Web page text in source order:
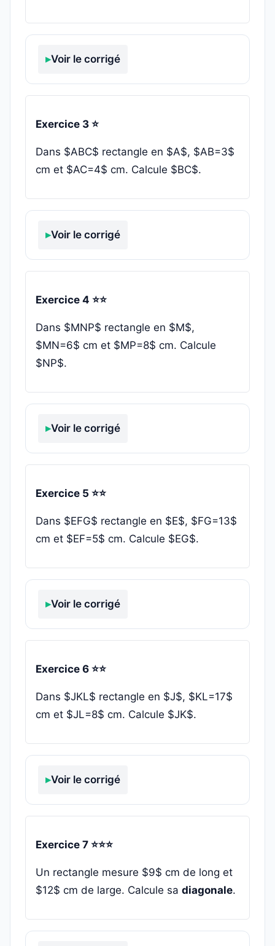
Voir le corrigé
Exercice 3 ⭐
Dans $ABC$ rectangle en $A$, $AB=3$
cm et $AC=4$ cm. Calcule $BC$.
Voir le corrigé
Exercice 4 ⭐⭐
Dans $MNP$ rectangle en $M$,
$MN=6$ cm et $MP=8$ cm. Calcule
$NP$.
Voir le corrigé
Exercice 5 ⭐⭐
Dans $EFG$ rectangle en $E$, $FG=13$
cm et $EF=5$ cm. Calcule $EG$.
Voir le corrigé
Exercice 6 ⭐⭐
Dans $JKL$ rectangle en $J$, $KL=17$
cm et $JL=8$ cm. Calcule $JK$.
Voir le corrigé
Exercice 7 ⭐⭐⭐
Un rectangle mesure $9$ cm de long et
$12$ cm de large. Calcule sa diagonale.